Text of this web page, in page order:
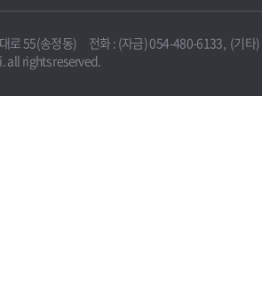
로 55(송정동) 전화 : (자금) 054-480-6133, (기타
all rights reserved.